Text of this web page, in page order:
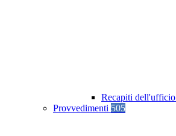
Recapiti dell'ufficio
Provvedimenti 505